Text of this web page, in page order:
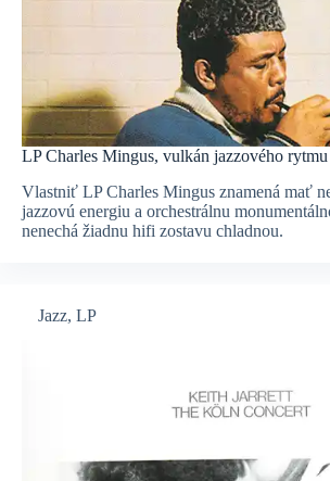
LP Charles Mingus, vulkán jazzového rytmu
Vlastniť LP Charles Mingus znamená mať
jazzovú energiu a orchestrálnu
nenechá žiadnu hifi zostavu chladnou.
Jazz, LP